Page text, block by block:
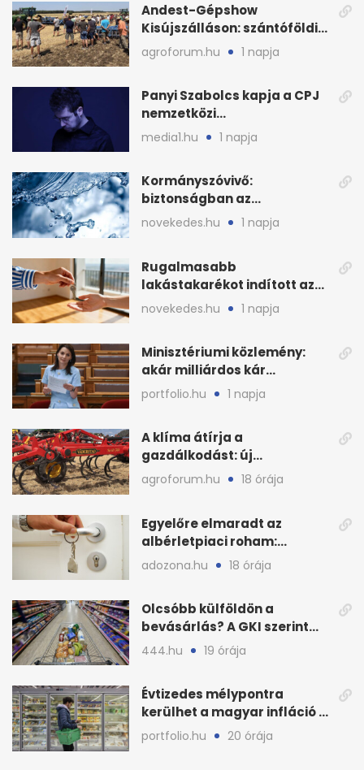
Andest-Gépshow
Kisújszálláson: szántóföldi
bemutató 2026. augusztus
12-én
agroforum.hu 1 napja
Panyi Szabolcs kapja a CPJ
nemzetközi
sajtószabadság-díját
media1.hu 1 napja
Kormányszóvivő:
biztonságban az
ivóvízkészlet, nincs
stratégiai vízhiány
novekedes.hu 1 napja
Rugalmasabb
lakástakarékot indított az
OTP: két köztes kilépéssel
novekedes.hu 1 napja
Minisztériumi közlemény:
akár milliárdos kár
fenyegette Budapest fáit
portfolio.hu 1 napja
A klíma átírja a
gazdálkodást: új
megoldásokat keres a
mezőgazdaság
agroforum.hu 18 órája
Egyelőre elmaradt az
albérletpiaci roham:
ennyibe kerülnek a kiadó
adozona.hu 18 órája
Olcsóbb külföldön a
bevásárlás? A GKI szerint
zárkózott a magyar árszint
444.hu 19 órája
Évtizedes mélypontra
kerülhet a magyar infláció a
KSH új adata szerint
portfolio.hu 20 órája